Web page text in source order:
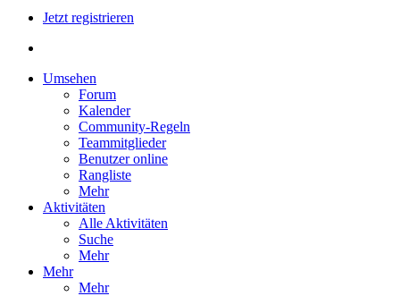
Jetzt registrieren
Umsehen
Forum
Kalender
Community-Regeln
Teammitglieder
Benutzer online
Rangliste
Mehr
Aktivitäten
Alle Aktivitäten
Suche
Mehr
Mehr
Mehr